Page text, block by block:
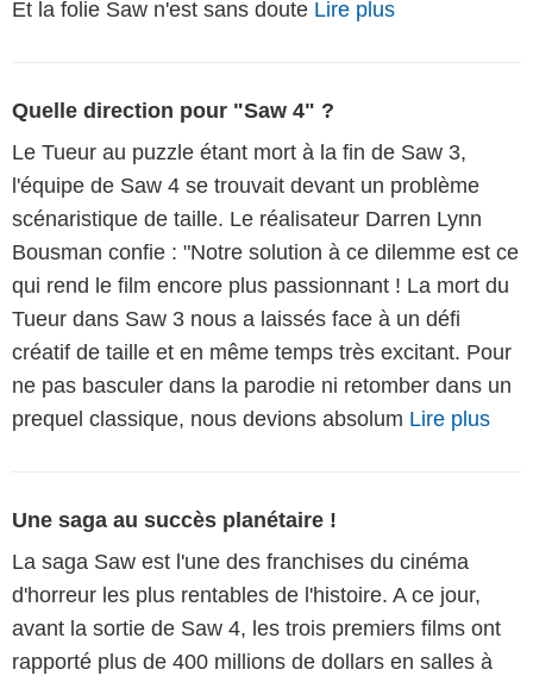
Et la folie Saw n'est sans doute Lire plus
Quelle direction pour "Saw 4" ?
Le Tueur au puzzle étant mort à la fin de Saw 3,
l'équipe de Saw 4 se trouvait devant un problème
scénaristique de taille. Le réalisateur Darren Lynn
Bousman confie : "Notre solution à ce dilemme est ce
qui rend le film encore plus passionnant ! La mort du
Tueur dans Saw 3 nous a laissés face à un défi
créatif de taille et en même temps très excitant. Pour
ne pas basculer dans la parodie ni retomber dans un
prequel classique, nous devions absolum Lire plus
Une saga au succès planétaire !
La saga Saw est l'une des franchises du cinéma
d'horreur les plus rentables de l'histoire. A ce jour,
avant la sortie de Saw 4, les trois premiers films ont
rapporté plus de 400 millions de dollars en salles à